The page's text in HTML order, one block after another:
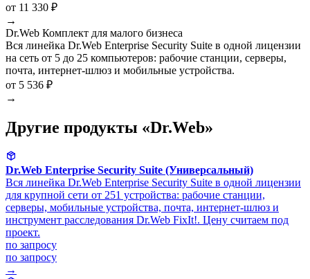
от 11 330 ₽
→
Dr.Web Комплект для малого бизнеса
Вся линейка Dr.Web Enterprise Security Suite в одной лицензии
на сеть от 5 до 25 компьютеров: рабочие станции, серверы,
почта, интернет-шлюз и мобильные устройства.
от 5 536 ₽
→
Другие продукты «Dr.Web»
Dr.Web Enterprise Security Suite (Универсальный)
Вся линейка Dr.Web Enterprise Security Suite в одной лицензии
для крупной сети от 251 устройства: рабочие станции,
серверы, мобильные устройства, почта, интернет-шлюз и
инструмент расследования Dr.Web FixIt!. Цену считаем под
проект.
по запросу
по запросу
→